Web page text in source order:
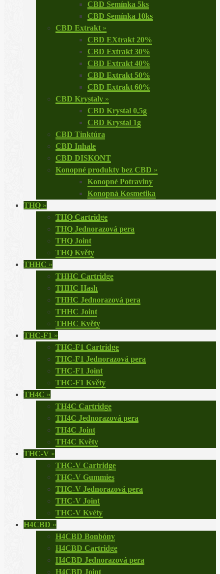
CBD Semínka 5ks
CBD Semínka 10ks
CBD Extrakt »
CBD EXtrakt 20%
CBD Extrakt 30%
CBD Extrakt 40%
CBD Extrakt 50%
CBD Extrakt 60%
CBD Krystaly »
CBD Krystal 0,5g
CBD Krystal 1g
CBD Tinktúra
CBD Inhale
CBD DISKONT
Konopné produkty bez CBD »
Konopné Potraviny
Konopná Kosmetika
THQ »
THQ Cartridge
THQ Jednorazová pera
THQ Joint
THQ Květy
THHC »
THHC Cartridge
THHC Hash
THHC Jednorazová pera
THHC Joint
THHC Květy
THC-F1 »
THC-F1 Cartridge
THC-F1 Jednorazová pera
THC-F1 Joint
THC-F1 Květy
TH4C »
TH4C Cartridge
TH4C Jednorazová pera
TH4C Joint
TH4C Květy
THC-V »
THC-V Cartridge
THC-V Gummies
THC-V Jednorazová pera
THC-V Joint
THC-V Kvéty
H4CBD »
H4CBD Bonbóny
H4CBD Cartridge
H4CBD Jednorazová pera
H4CBD Joint